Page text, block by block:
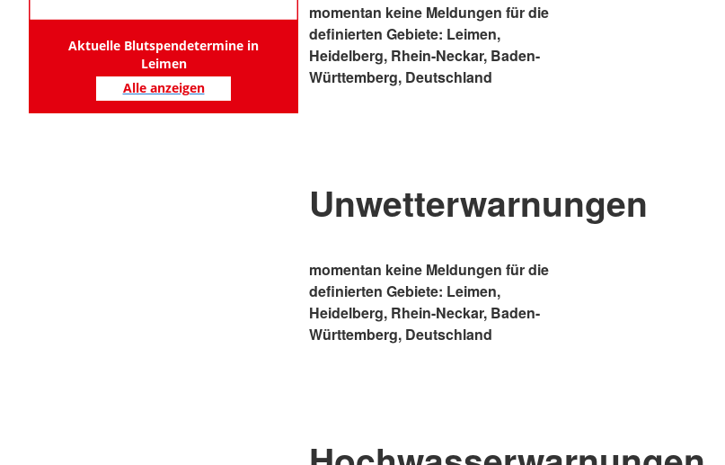
Aktuelle Blutspendetermine in
Leimen
Alle anzeigen
momentan keine Meldungen für die
definierten Gebiete: Leimen,
Heidelberg, Rhein-Neckar, Baden-
Württemberg, Deutschland
Unwetterwarnungen
momentan keine Meldungen für die
definierten Gebiete: Leimen,
Heidelberg, Rhein-Neckar, Baden-
Württemberg, Deutschland